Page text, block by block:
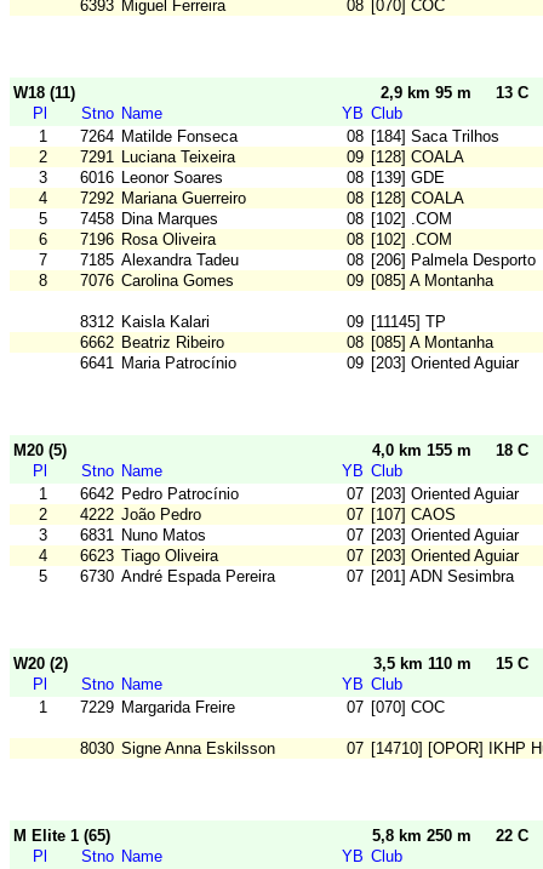
6393 Miguel Ferreira 08 [070] COC
W18 (11) 2,9 km 95 m
13 C
Pl
Stno Name YB Club
1
7264 Matilde Fonseca 08 [184] Saca Trilhos
2
7291 Luciana Teixeira 09 [128] COALA
3
6016 Leonor Soares 08 [139] GDE
4
7292 Mariana Guerreiro 08 [128] COALA
5
7458 Dina Marques 08 [102] .COM
6
7196 Rosa Oliveira 08 [102] .COM
7
7185 Alexandra Tadeu 08 [206] Palmela Desporto
8
7076 Carolina Gomes 09 [085] A Montanha
8312 Kaisla Kalari 09 [11145] TP
6662 Beatriz Ribeiro 08 [085] A Montanha
6641 Maria Patrocínio 09 [203] Oriented Aguiar
M20 (5) 4,0 km 155 m
18 C
Pl
Stno Name YB Club
1
6642 Pedro Patrocínio 07 [203] Oriented Aguiar
2
4222 João Pedro 07 [107] CAOS
3
6831 Nuno Matos 07 [203] Oriented Aguiar
4
6623 Tiago Oliveira 07 [203] Oriented Aguiar
5
6730 André Espada Pereira 07 [201] ADN Sesimbra
W20 (2) 3,5 km 110 m
15 C
Pl
Stno Name YB Club
1
7229 Margarida Freire 07 [070] COC
8030 Signe Anna Eskilsson 07 [14710] [OPOR] IKHP
M Elite 1 (65) 5,8 km 250 m
22 C
Pl
Stno Name YB Club